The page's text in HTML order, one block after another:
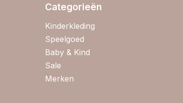
Categorieën
Kinderkleding
Speelgoed
Baby & Kind
Sale
Merken